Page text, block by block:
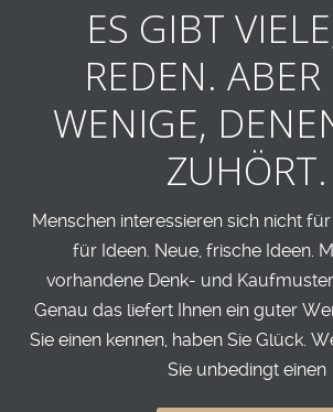
ES GIBT
REDEN.
WENIGE,
ZUHÖRT.
Menschen interessieren sich nicht
für Ideen. Neue, frische Ideen.
vorhandene Denk- und
Genau das liefert Ihnen ein guter
Sie einen kennen, haben Sie Glück.
Sie unbedingt einen